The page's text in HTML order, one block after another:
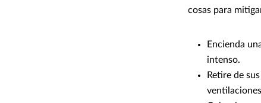
cosas para
Encienda
intenso.
Retire de